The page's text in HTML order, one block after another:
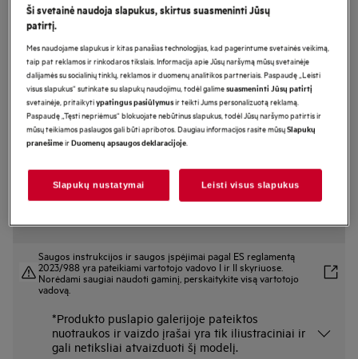
FSK73607Z
Montuojama indaplovė 59,6 cm 7000
serija „GlassCare“
Gaminio informacijos lapas
Pagrindiniai privalumai
Laikiklis „GlassHolder“ apsaugo stiklines ir taures nuo smūgių
esančią taurę.
„QuickSelect“ padės sutaupyti vandens ir energijos.
Saugos instrukcijos ir saugos įspėjimai pagal ES reglamentą
2023/988 yra pateikiami vartotojo vadovo I ir II skyriuose.
Norėdami saugiai naudoti gaminį, perskaitykite visą vartotojo
vadovą.
*Produkto puslapio galerijoje pateiktos
nuotraukos ir vaizdo įrašai yra tik iliustraciniai ir
gali netiksliai atvaizduoti šį modelį.
Ši svetainė naudoja slapukus, skirtus suasmeninti Jūsų
patirtį.
Mes naudojame slapukus ir kitas panašias technologijas, kad pagerintume svetainės veikimą,
taip pat reklamos ir rinkodaros tikslais. Informacija apie Jūsų naršymą mūsų svetainėje
dalijamės su socialinių tinklų, reklamos ir duomenų analitikos partneriais. Paspaudę „Leisti
visus slapukus“ sutinkate su slapukų naudojimu, todėl galimesuasmeninti Jūsų patirtį
svetainėje, pritaikytiypatingus pasiūlymusir teikti Jums personalizuotą reklamą.
Paspaudę „Tęsti nepriėmus“ blokuojate nebūtinus slapukus, todėl Jūsų naršymo patirtis ir
mūsų teikiamos paslaugos gali būti apribotos. Daugiau informacijos rasite mūsųSlapukų
pranešimeirDuomenų apsaugos deklaracijoje.
Slapukų nustatymai Leisti visus slapukus